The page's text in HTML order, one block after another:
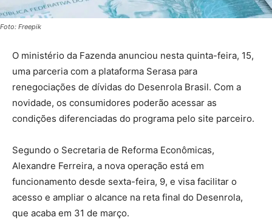
Foto: Freepik
O ministério da Fazenda anunciou nesta quinta-feira, 15,
uma parceria com a plataforma Serasa para
renegociações de dívidas do Desenrola Brasil. Com a
novidade, os consumidores poderão acessar as
condições diferenciadas do programa pelo site parceiro.
Segundo o Secretaria de Reforma Econômicas,
Alexandre Ferreira, a nova operação está em
funcionamento desde sexta-feira, 9, e visa facilitar o
acesso e ampliar o alcance na reta final do Desenrola,
que acaba em 31 de março.